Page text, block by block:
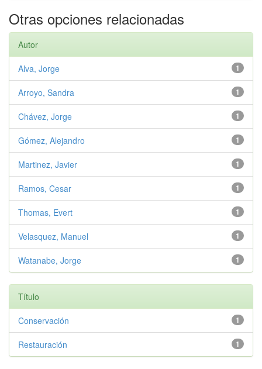
Otras opciones relacionadas
Autor
1
Alva, Jorge
1
Arroyo, Sandra
1
Chávez, Jorge
1
Gómez, Alejandro
1
Martinez, Javier
1
Ramos, Cesar
1
Thomas, Evert
1
Velasquez, Manuel
1
Watanabe, Jorge
Título
1
Conservación
1
Restauración